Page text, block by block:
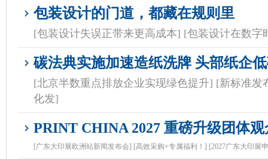
包装设计的门道，都藏在规则里
[包装设计失误正带来更高成本] [包装设计在数字
碳法典实施加速造纸洗牌 头部纸企
[北京半数重点排放企业实现绿色提升] [新标准发
化发]
PRINT CHINA 2027 重磅升级团体
[广东大印展欧洲站新闻发布会] [高效采购+专属福利！] [2027广东大印展